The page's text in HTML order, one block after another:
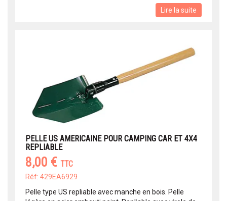
Lire la suite
PELLE US AMERICAINE POUR CAMPING CAR ET 4X4
REPLIABLE
8,00 € TTC
Réf: 429EA6929
Pelle type US repliable avec manche en bois. Pelle